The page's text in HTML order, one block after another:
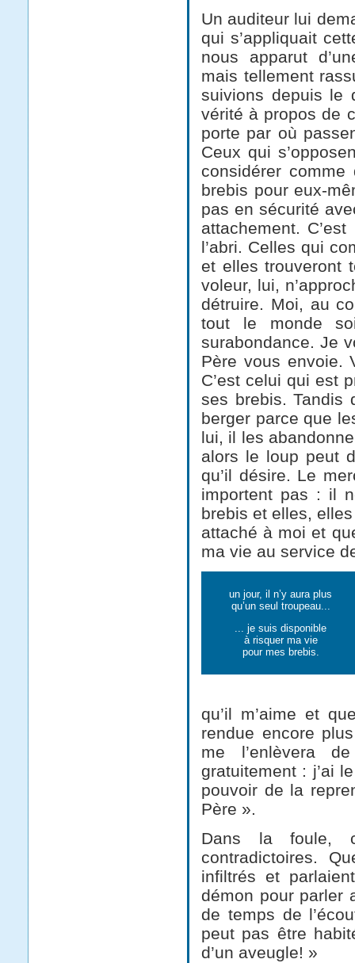
Un auditeur lui
qui s’appliquait
nous apparut
mais tellement
suivions depuis le
vérité à propos de
porte par où
Ceux qui
considérer
brebis pour eux-
pas en sécurité
attachement.
l’abri. Celles qui
et elles trouveront
voleur, lui,
détruire. Moi, au
tout le monde
surabondance. Je
Père vous envoie.
C’est celui qui est
ses brebis. Tandis
berger parce que
lui, il les
alors le loup peut
qu’il désire. Le
importent pas : il
brebis et elles,
attaché à moi et
ma vie au service
un jour, il n’y aura plus
qu’un seul troupeau...
... je suis disponible
à risquer ma vie
pour mes brebis.
qu’il m’aime et
rendue encore
me l’enlèvera
gratuitement : j’ai
pouvoir de la
Père ».
Dans la foule,
contradictoires.
infiltrés et
démon pour parler
de temps de
peut pas être
d’un aveugle! »